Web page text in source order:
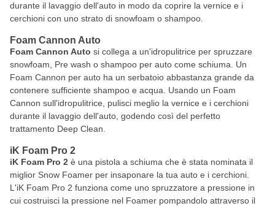
durante il lavaggio dell'auto in modo da coprire la vernice e i
cerchioni con uno strato di snowfoam o shampoo.
Foam Cannon Auto
Foam Cannon Auto si collega a un'idropulitrice per spruzzare
snowfoam, Pre wash o shampoo per auto come schiuma. Un
Foam Cannon per auto ha un serbatoio abbastanza grande da
contenere sufficiente shampoo e acqua. Usando un Foam
Cannon sull'idropulitrice, pulisci meglio la vernice e i cerchioni
durante il lavaggio dell'auto, godendo così del perfetto
trattamento Deep Clean.
iK Foam Pro 2
iK Foam Pro 2 è una pistola a schiuma che è stata nominata il
miglior Snow Foamer per insaponare la tua auto e i cerchioni.
L'iK Foam Pro 2 funziona come uno spruzzatore a pressione in
cui costruisci la pressione nel Foamer pompandolo attraverso il